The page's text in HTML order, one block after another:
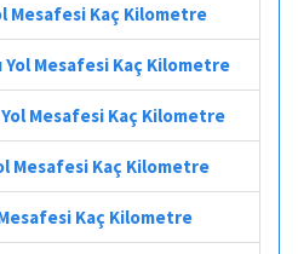
Mesafesi Kaç Kilometre
Yol Mesafesi Kaç Kilometre
Yol Mesafesi Kaç Kilometre
Mesafesi Kaç Kilometre
Mesafesi Kaç Kilometre